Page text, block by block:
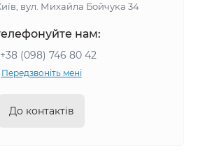
вул. Михайла Бойчука 34
нам:
+38 (098) 746 80 42
Передзвоніть мені
До контактів